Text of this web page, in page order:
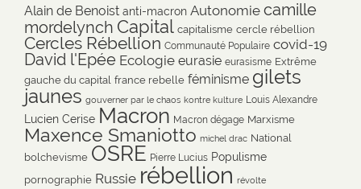
Alain de Benoist anti-macron Autonomie camille
mordelynch Capital capitalisme cercle rébellion
Cercles Rébellion Communauté Populaire covid-19
David l'Epée Ecologie eurasie eurasisme Extrême
gauche du capital france rebelle féminisme gilets
jaunes gouverner par le chaos kontre kulture Louis Alexandre
Lucien Cerise Macron Macron dégage Marxisme
Maxence Smaniotto michel drac National
bolchevisme OSRE Pierre Lucius Populisme
pornographie Russie rébellion révolte